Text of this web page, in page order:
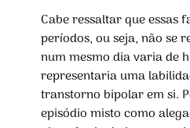
Cabe ressaltar que essas
períodos, ou seja, não se
num mesmo dia varia de
representaria uma
transtorno bipolar em si.
episódio misto como